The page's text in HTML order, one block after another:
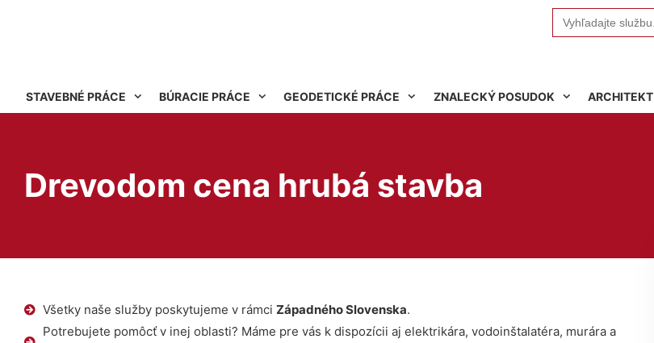
Search
for:
STAVEBNÉ PRÁCE BÚRACIE PRÁCE GEODETICKÉ PRÁCE ZNALECKÝ POSUDOK ARCHITEKT
Drevodom cena hrubá stavba
Všetky naše služby poskytujeme v rámci Západného Slovenska.
Potrebujete pomôcť v inej oblasti? Máme pre vás k dispozícii aj elektrikára, vodoinštalatéra, murára a